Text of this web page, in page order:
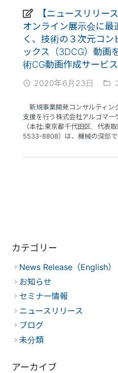
【ニュースリリー
オンライン展示会に最
く、技術の３次元コン
ックス（3DCG）動画
術CG動画作成サービ
access_time 2020年6月23日 folder_open
新規事業開発コンサルティン
支援を行う株式会社アルゴマ
（本社:東京都千代田区、代表
5533-8808）は、機械の深部
カテゴリー
News Release（English）
お知らせ
セミナー情報
ニュースリリース
ブログ
未分類
アーカイブ